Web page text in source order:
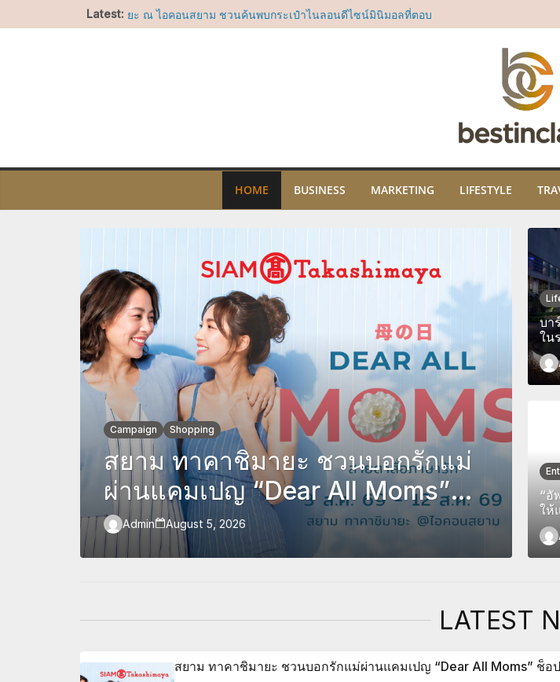
to
Latest: LA COUSETTE เปิดตัวครั้งแรกในประเทศไทยที่สยาม ทาคาชิมา
ยะ ณ ไอคอนสยาม ชวนค้นพบกระเป๋าไนลอนดีไซน์มินิมอลที่ตอบ
“อัพ-ภูมิ” ชวนฟิน เตรียมเสิร์ฟโมเมนต์พิเศษในงาน “THE SCENT
OF SIAM” ให้แฟนๆ ลุ้น Group Shot 5 สิงหาคมนี้ ณ ไอคอนสยาม
HOME BUSINESS MARKETING LIFESTYLE
Campaign Shopping
สยาม ทาคาชิมายะ ชวนบอกรักแม่
ผ่านแคมเปญ “Dear All Moms”
ช็อปคุ้ม รับของขวัญ พร้อมกิจกรรม
สุดอบอุ่นวันแม่
Admin August 5, 2026
บา
ใน
“อั
ให้
LATEST
สยาม ทาคาชิมายะ ชวนบอกรักแม่ผ่านแคมเปญ “Dear All Moms”